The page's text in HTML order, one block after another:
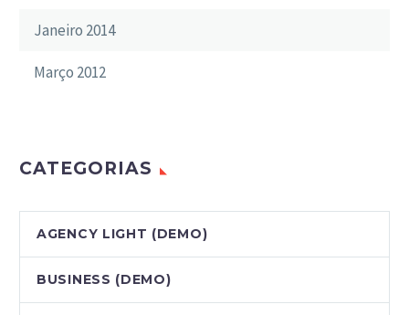
Janeiro 2014
Março 2012
CATEGORIAS
AGENCY LIGHT (DEMO)
BUSINESS (DEMO)